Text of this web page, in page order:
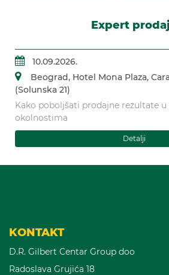
Expert
10.09.2026.
Beograd, Hotel Mona Plaza,
(Solunska 21)
Kako poboljšati prodajne rezultate
okolnostima
Detalji
KONTAKT
D.R. Gilbert Centar Group doo
Radoslava Grujića 18